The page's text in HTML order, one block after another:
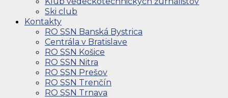
Ski club
Kontakty
RO SSN Banská Bystrica
Centrála v Bratislave
RO SSN Košice
RO SSN Nitra
RO SSN Prešov
RO SSN Trenčín
RO SSN Trnava